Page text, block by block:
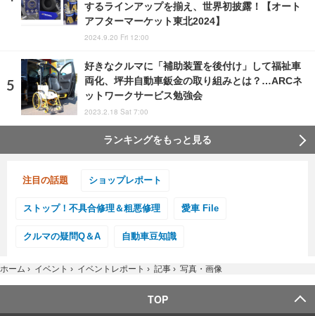
するラインアップを揃え、世界初披露！【オート
アフターマーケット東北2024】
2024.9.20 Fri 12:00
好きなクルマに「補助装置を後付け」して福祉車
両化、坪井自動車鈑金の取り組みとは？…ARCネ
ットワークサービス勉強会
2023.2.18 Sat 7:00
ランキングをもっと見る
注目の話題 ショップレポート
ストップ！不具合修理＆粗悪修理 愛車 File
クルマの疑問Q＆A 自動車豆知識
ホーム › イベント › イベントレポート › 記事 › 写真・画像
TOP